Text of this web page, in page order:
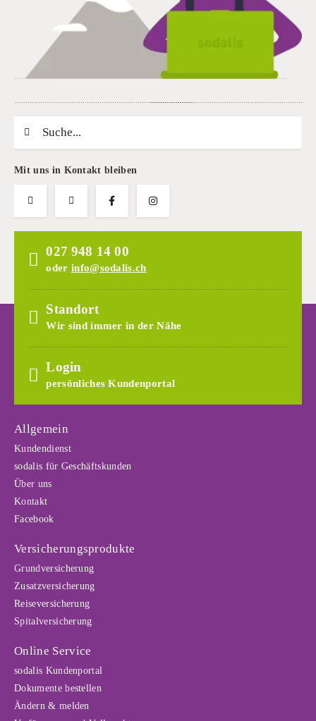
Mit uns in Kontakt bleiben
027 948 14 00
oder info@sodalis.ch
Standort
Wir sind immer in der Nähe
Login
persönliches Kundenportal
Allgemein
Kundendienst
sodalis für Geschäftskunden
Über uns
Kontakt
Facebook
Versicherungsprodukte
Grundversicherung
Zusatzversicherung
Reiseversicherung
Spitalversicherung
Online Service
sodalis Kundenportal
Dokumente bestellen
Ändern & melden